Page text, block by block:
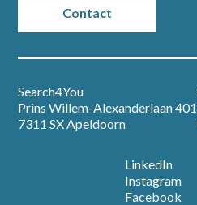
Contact
Contact
Search4You
Prins Willem-Alexanderlaan 401
7311 SX Apeldoorn
LinkedIn
Instagram
Facebook